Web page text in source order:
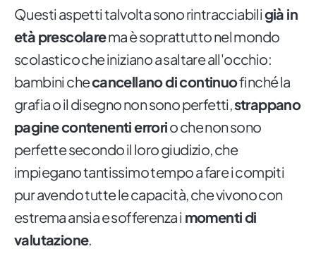
Questi aspetti talvolta sono rintracciabiligià in
età prescolarema è soprattutto nel mondo
scolastico che iniziano a saltare all'occhio:
bambini checancellano di continuofinché la
grafia o il disegno non sono perfetti,strappano
pagine contenenti errorio che non sono
perfette secondo il loro giudizio, che
impiegano tantissimo tempo a fare i compiti
pur avendo tutte le capacità, che vivono con
estrema ansia e sofferenza i momenti di
valutazione.